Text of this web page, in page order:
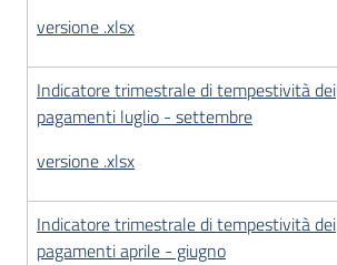
versione .xlsx
Indicatore trimestrale di tempestività dei
pagamenti luglio - settembre
versione .xlsx
Indicatore trimestrale di tempestività dei
pagamenti aprile - giugno